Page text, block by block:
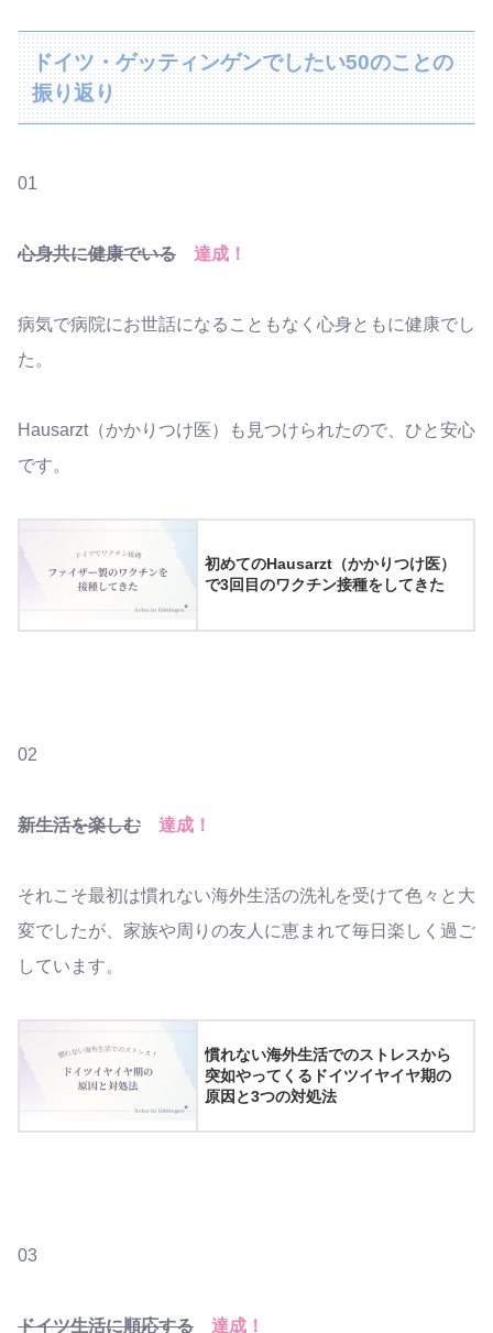
ドイツ・ゲッティンゲンでしたい50のことの
振り返り
01
心身共に健康でいる 達成！
病気で病院にお世話になることもなく心身ともに健康でし
た。
Hausarzt（かかりつけ医）も見つけられたので、ひと安心
です。
初めてのHausarzt（かかりつけ医）
で3回目のワクチン接種をしてきた
02
新生活を楽しむ 達成！
それこそ最初は慣れない海外生活の洗礼を受けて色々と大
変でしたが、家族や周りの友人に恵まれて毎日楽しく過ご
しています。
慣れない海外生活でのストレスから
突如やってくるドイツイヤイヤ期の
原因と3つの対処法
03
ドイツ生活に順応する 達成！